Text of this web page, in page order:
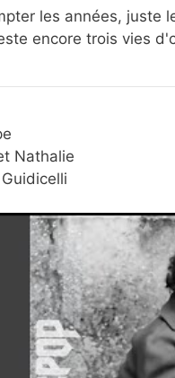
les années, juste
encore trois vies
Nathalie